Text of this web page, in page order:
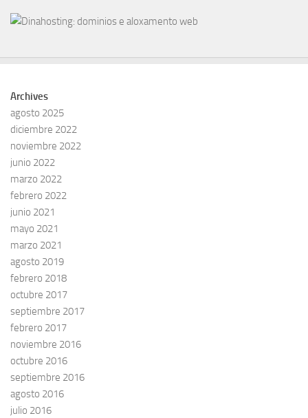
Archives
agosto 2025
diciembre 2022
noviembre 2022
junio 2022
marzo 2022
febrero 2022
junio 2021
mayo 2021
marzo 2021
agosto 2019
febrero 2018
octubre 2017
septiembre 2017
febrero 2017
noviembre 2016
octubre 2016
septiembre 2016
agosto 2016
julio 2016